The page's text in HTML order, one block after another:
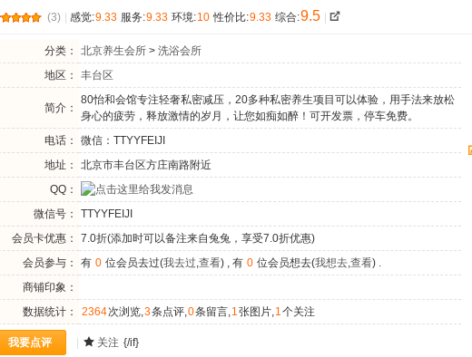
(3) 感觉:9.33 服务:9.33 环境:10 性价比:9.33 综合:9.5
分类： 北京养生会所 > 洗浴会所
地区：
丰台区
简介：
80怡和会馆专注轻奢私密减压，20多种私密养生项目可以体验，用手法来放松
身心的疲劳，释放激情的岁月，让您如痴如醉！可开发票，停车免费。
电话：
微信：TTYYFEIJI
地址：
北京市丰台区方庄南路附近
QQ：
微信号：
TTYYFEIJI
会员卡优惠：
7.0折(添加时可以备注来自兔兔，享受7.0折优惠)
会员参与：
有 0 位会员去过(我去过,查看) , 有 0 位会员想去(我想去,查看) .
商铺印象：
数据统计：
2364次浏览,3条点评,0条留言,1张图片,1个关注
我要点评 关注 {/if}